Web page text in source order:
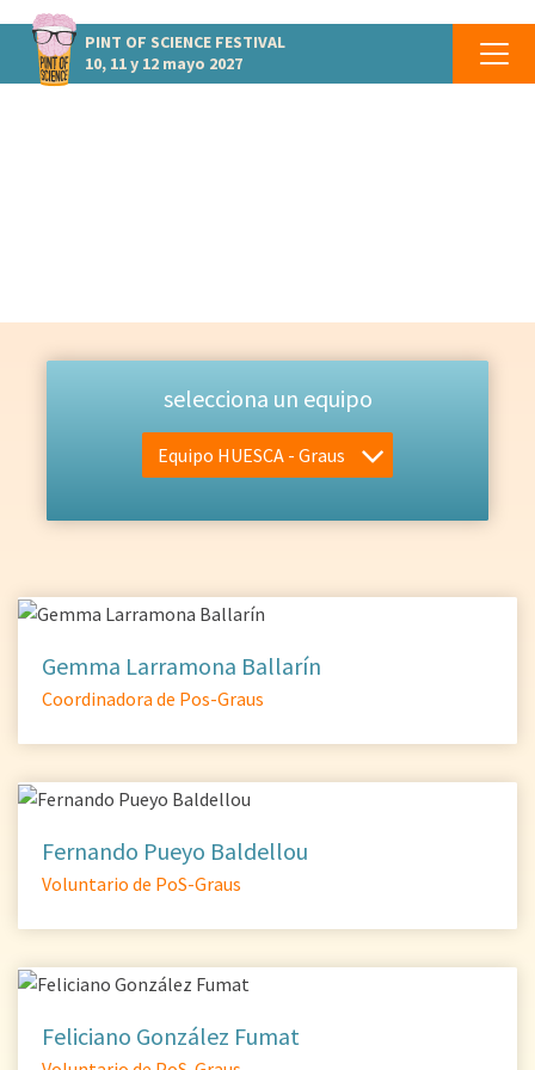
PINT OF SCIENCE FESTIVAL
10, 11 y 12 mayo 2027
selecciona un equipo
Equipo HUESCA - Graus
Gemma Larramona Ballarín
Coordinadora de Pos-Graus
Fernando Pueyo Baldellou
Voluntario de PoS-Graus
Feliciano González Fumat